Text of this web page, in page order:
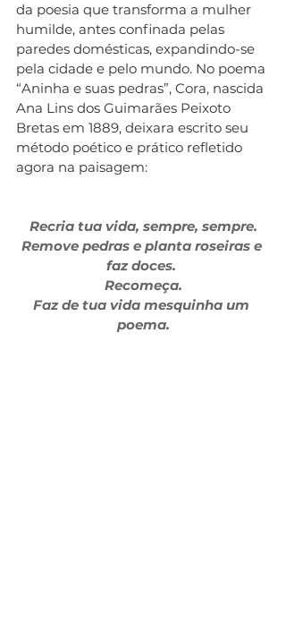
da poesia que transforma a mulher
humilde, antes confinada pelas
paredes domésticas, expandindo-se
pela cidade e pelo mundo. No poema
“Aninha e suas pedras”, Cora, nascida
Ana Lins dos Guimarães Peixoto
Bretas em 1889, deixara escrito seu
método poético e prático refletido
agora na paisagem:
Recria tua vida, sempre, sempre.
Remove pedras e planta roseiras e
faz doces.
Recomeça.
Faz de tua vida mesquinha um
poema.